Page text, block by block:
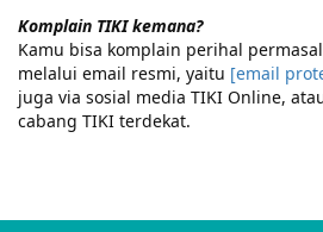
Komplain TIKI kemana?
Kamu bisa komplain perihal
melalui email resmi, yaitu [email
juga via sosial media TIKI Online,
cabang TIKI terdekat.